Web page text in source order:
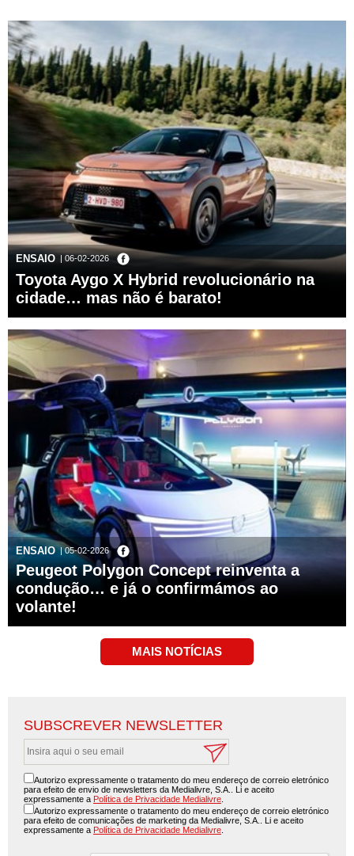
ENSAIO | 06-02-2026
Toyota Aygo X Hybrid revolucionário na
cidade… mas não é barato!
ENSAIO | 05-02-2026
Peugeot Polygon Concept reinventa a
condução… e já o confirmámos ao
volante!
SUBSCREVER NEWSLETTER
Autorizo expressamente o tratamento do meu endereço de correio eletrónico
para efeito de envio de newsletters da Medialivre, S.A.. Li e aceito
expressamente a Política de Privacidade Medialivre
Autorizo expressamente o tratamento do meu endereço de correio eletrónico
para efeito de comunicações de marketing da Medialivre, S.A.. Li e aceito
expressamente a Política de Privacidade Medialivre